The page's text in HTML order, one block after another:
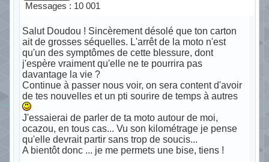
Messages : 10 001
Salut Doudou ! Sincèrement désolé que ton carton
ait de grosses séquelles. L'arrêt de la moto n'est
qu'un des symptômes de cette blessure, dont
j'espère vraiment qu'elle ne te pourrira pas
davantage la vie ?
Continue à passer nous voir, on sera content d'avoir
de tes nouvelles et un pti sourire de temps à autres
J'essaierai de parler de ta moto autour de moi,
ocazou, en tous cas... Vu son kilométrage je pense
qu'elle devrait partir sans trop de soucis...
A bientôt donc ... je me permets une bise, tiens !